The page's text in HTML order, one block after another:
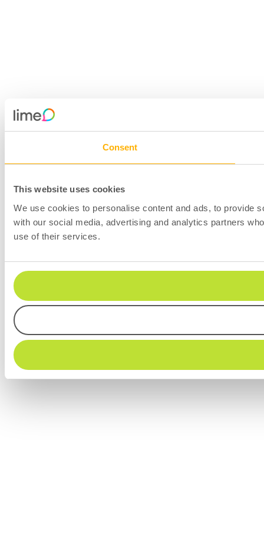
Consent
This website uses cookies
We use cookies to personalise content and ads, to provide
with our social media, advertising and analytics partners
use of their services.